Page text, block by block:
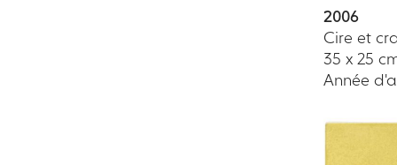
2006
Cire et
35 x 25
Année